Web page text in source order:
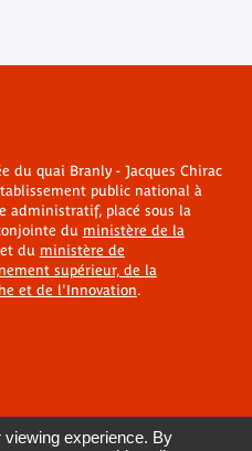
du quai Branly - Jacques Chirac
public national à
administratif, placé sous la
du ministère de la
du ministère de
supérieur, de la
et de l'Innovation.
experience. By